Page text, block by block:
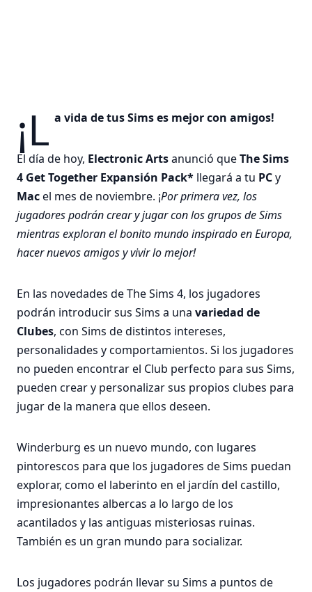
¡L a vida de tus Sims es mejor con amigos!
El día de hoy, Electronic Artsanunció queThe Sims
4 Get Together Expansión Pack* llegará a tu PCy
Macel mes de noviembre. ¡Por primera vez, los
jugadores podrán crear y jugar con los grupos de Sims
mientras exploran el bonito mundo inspirado en Europa,
hacer nuevos amigos y vivir lo mejor!
En las novedades de The Sims 4, los jugadores
podrán introducir sus Sims a una variedad de
Clubes, con Sims de distintos intereses,
personalidades y comportamientos. Si los jugadores
no pueden encontrar el Club perfecto para sus Sims,
pueden crear y personalizar sus propios clubes para
jugar de la manera que ellos deseen.
Winderburg es un nuevo mundo, con lugares
pintorescos para que los jugadores de Sims puedan
explorar, como el laberinto en el jardín del castillo,
impresionantes albercas a lo largo de los
acantilados y las antiguas misteriosas ruinas.
También es un gran mundo para socializar.
Los jugadores podrán llevar su Sims a puntos de